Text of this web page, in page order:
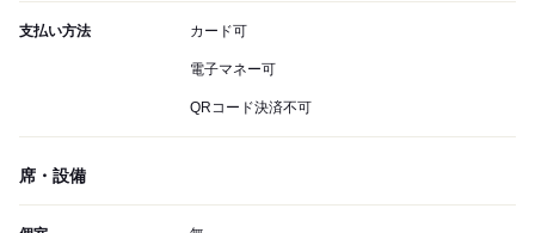
支払い方法 カード可
電子マネー可
QRコード決済不可
席・設備